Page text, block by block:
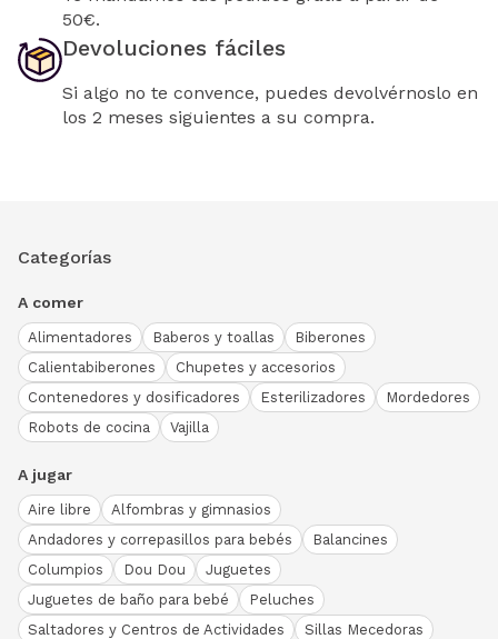
50€.
Devoluciones fáciles
Si algo no te convence, puedes devolvérnoslo en
los 2 meses siguientes a su compra.
Categorías
A comer
Alimentadores Baberos y toallas
Biberones
Calientabiberones
Chupetes y accesorios
Contenedores y dosificadores
Esterilizadores
Mordedores
Robots de cocina
Vajilla
A jugar
Aire libre
Alfombras y gimnasios
Andadores y correpasillos para bebés
Balancines
Columpios
Dou Dou
Juguetes
Juguetes de baño para bebé
Peluches
Saltadores y Centros de Actividades
Sillas Mecedoras